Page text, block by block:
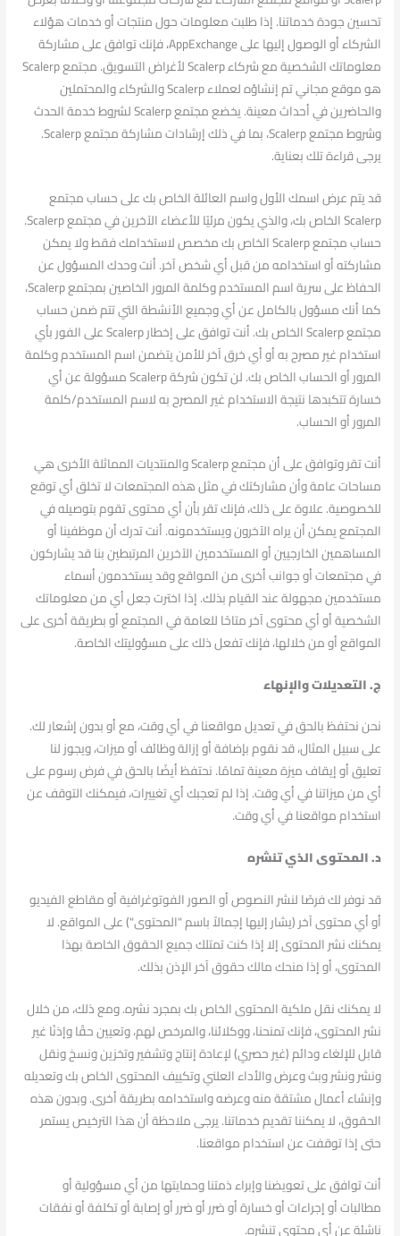
تحسين جودة خدماتنا. إذا طلبت معلومات حول منتجات أو خدمات هؤلاء
الشركاء أو الوصول إليها على AppExchange، فإنك توافق على مشاركة
معلوماتك الشخصية مع شركاء Scalerp لأغراض التسويق. مجتمع Scalerp
هو موقع مجاني تم إنشاؤه لعملاء Scalerp والشركاء والمحتملين
والحاضرين في أحداث معينة. يخضع مجتمع Scalerp لشروط خدمة الحدث
وشروط مجتمع Scalerp، بما في ذلك إرشادات مشاركة مجتمع Scalerp.
يرجى قراءة تلك بعناية.
قد يتم عرض اسمك الأول واسم العائلة الخاص بك على حساب مجتمع
Scalerp الخاص بك، والذي يكون مرئيًا للأعضاء الآخرين في مجتمع Scalerp.
حساب مجتمع Scalerp الخاص بك مخصص لاستخدامك فقط ولا يمكن
مشاركته أو استخدامه من قبل أي شخص آخر. أنت وحدك المسؤول عن
الحفاظ على سرية اسم المستخدم وكلمة المرور الخاصين بمجتمع Scalerp،
كما أنك مسؤول بالكامل عن أي وجميع الأنشطة التي تتم ضمن حساب
مجتمع Scalerp الخاص بك. أنت توافق على إخطار Scalerp على الفور بأي
استخدام غير مصرح به أو أي خرق آخر للأمن يتضمن اسم المستخدم وكلمة
المرور أو الحساب الخاص بك. لن تكون شركة Scalerp مسؤولة عن أي
خسارة تتكبدها نتيجة الاستخدام غير المصرح به لاسم المستخدم/كلمة
المرور أو الحساب.
أنت تقر وتوافق على أن مجتمع Scalerp والمنتديات المماثلة الأخرى هي
مساحات عامة وأن مشاركتك في مثل هذه المجتمعات لا تخلق أي توقع
للخصوصية. علاوة على ذلك، فإنك تقر بأن أي محتوى تقوم بتوصيله في
المجتمع يمكن أن يراه الآخرون ويستخدمونه. أنت تدرك أن موظفينا أو
المساهمين الخارجيين أو المستخدمين الآخرين المرتبطين بنا قد يشاركون
في مجتمعات أو جوانب أخرى من المواقع وقد يستخدمون أسماء
مستخدمين مجهولة عند القيام بذلك. إذا اخترت جعل أي من معلوماتك
الشخصية أو أي محتوى آخر متاحًا للعامة في المجتمع أو بطريقة أخرى على
المواقع أو من خلالها، فإنك تفعل ذلك على مسؤوليتك الخاصة.
ج. التعديلات والإنهاء
نحن نحتفظ بالحق في تعديل مواقعنا في أي وقت، مع أو بدون إشعار لك.
على سبيل المثال، قد نقوم بإضافة أو إزالة وظائف أو ميزات، ويجوز لنا
تعليق أو إيقاف ميزة معينة تمامًا. نحتفظ أيضًا بالحق في فرض رسوم على
أي من ميزاتنا في أي وقت. إذا لم تعجبك أي تغييرات، فيمكنك التوقف عن
استخدام مواقعنا في أي وقت.
د. المحتوى الذي تنشره
قد نوفر لك فرصًا لنشر النصوص أو الصور الفوتوغرافية أو مقاطع الفيديو
أو أي محتوى آخر (يشار إليها إجمالاً باسم "المحتوى") على المواقع. لا
يمكنك نشر المحتوى إلا إذا كنت تمتلك جميع الحقوق الخاصة بهذا
المحتوى، أو إذا منحك مالك حقوق آخر الإذن بذلك.
لا يمكنك نقل ملكية المحتوى الخاص بك بمجرد نشره. ومع ذلك، من خلال
نشر المحتوى، فإنك تمنحنا، ووكلائنا، والمرخص لهم، وتعيين حقًا وإذنًا غير
قابل للإلغاء ودائم (غير حصري) لإعادة إنتاج وتشفير وتخزين ونسخ ونقل
ونشر ونشر وبث وعرض والأداء العلني وتكييف المحتوى الخاص بك وتعديله
وإنشاء أعمال مشتقة منه وعرضه واستخدامه بطريقة أخرى. وبدون هذه
الحقوق، لا يمكننا تقديم خدماتنا. يرجى ملاحظة أن هذا الترخيص يستمر
حتى إذا توقفت عن استخدام مواقعنا.
أنت توافق على تعويضنا وإبراء ذمتنا وحمايتها من أي مسؤولية أو
مطالبات أو إجراءات أو خسارة أو ضرر أو ضرر أو إصابة أو تكلفة أو نفقات
ناشئة عن أي محتوى تنشره.